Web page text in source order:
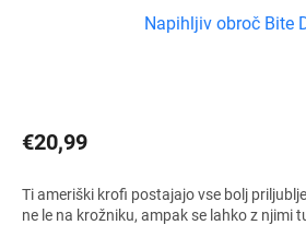
Napihljiv obroč Bite
€20,99
Ti ameriški krofi postajajo vse bolj
ne le na krožniku, ampak se lahko z njimi